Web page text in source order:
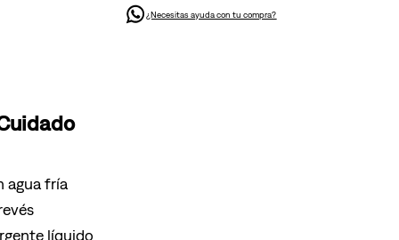
¿Necesitas ayuda con tu compra?
agua fría
líquido